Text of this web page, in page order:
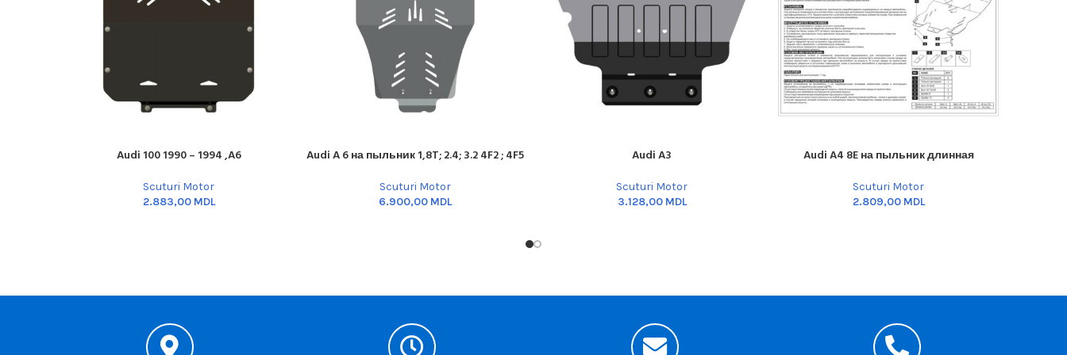
ADD TO CARTAudi 100 1990 – 1994 ,A6
Scuturi Motor
MDL
ADD TO CART
Audi A 6 на пыльник 1,8T; 2.4; 3.2 4F2 ; 4F5
Scuturi Motor
MDL
Audi A3
Scuturi Motor
MDL
ADD TO CART
Audi A4 8E на пыльник длинная
Scuturi Motor
MDL